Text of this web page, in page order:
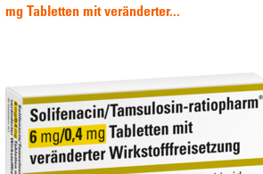
mg Tabletten mit veränderter...